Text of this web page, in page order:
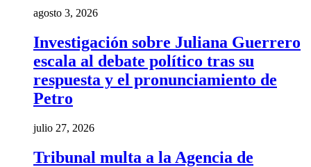
agosto 3, 2026
Investigación sobre Juliana Guerrero
escala al debate político tras su
respuesta y el pronunciamiento de
Petro
julio 27, 2026
Tribunal multa a la Agencia de